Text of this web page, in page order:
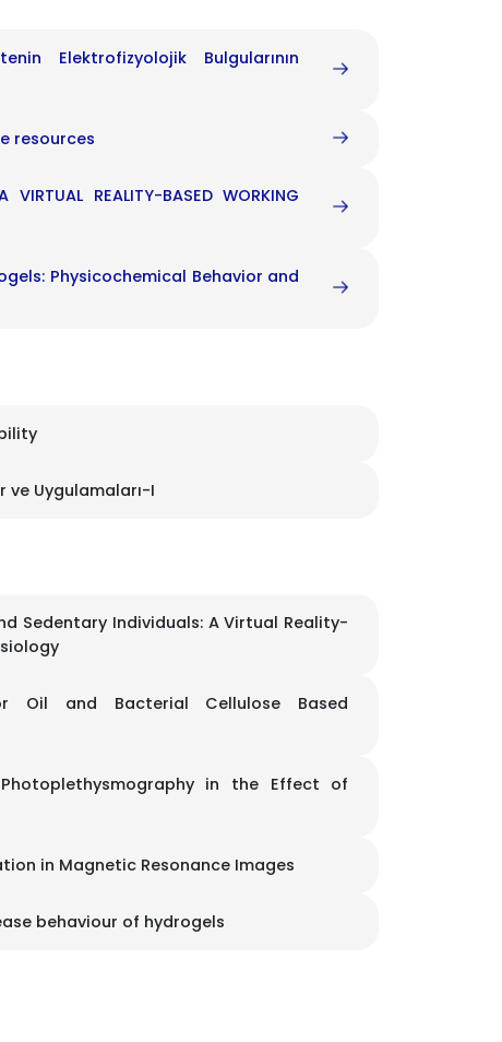
Elektrofizyolojik Bulgularının
resources
VIRTUAL REALITY-BASED WORKING
Physicochemical Behavior and
ve Uygulamaları-I
Sedentary Individuals: A Virtual Reality-
Oil and Bacterial Cellulose Based
in the Effect of
in Magnetic Resonance Images
behaviour of hydrogels